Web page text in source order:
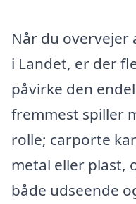
Når du overvejer
i Landet, er der
påvirke den
fremmest spiller
rolle; carporte
metal eller plast,
både udseende